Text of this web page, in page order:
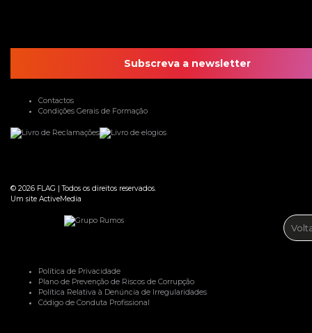
Subscreva a newsletter
Contactos
Condições Gerais de Formação
© 2026 FLAG |Todos os direitos reservados.
Um site ActiveMedia
Política de Privacidade
Plano de Prevenção de Riscos de Corrupção
Política Relativa à Denúncia de Irregularidades
Código de Conduta Profissional